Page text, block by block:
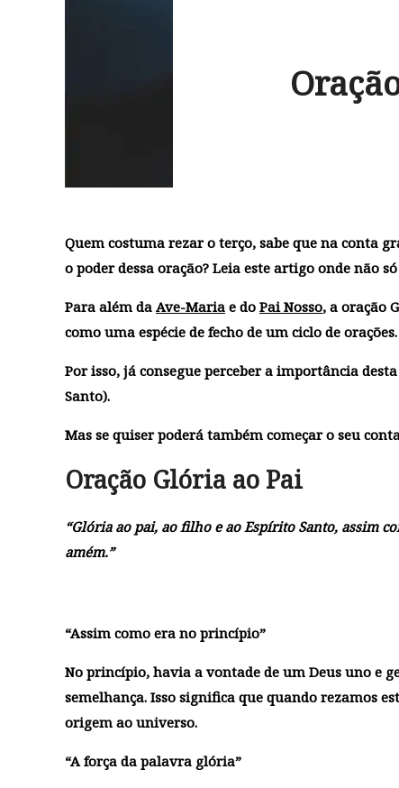
Quem costuma rezar o terço, sabe que na conta
o poder dessa oração? Leia este artigo onde não
Para além da Ave-Maria e do Pai Nosso, a oração
como uma espécie de fecho de um ciclo de orações.
Por isso, já consegue perceber a importância
Santo).
Mas se quiser poderá também começar o seu
Oração Glória ao Pai
“Glória ao pai, ao filho e ao Espírito Santo, assim
amém.”
“Assim como era no princípio”
No princípio, havia a vontade de um Deus uno e
semelhança. Isso significa que quando rezamos
origem ao universo.
“A força da palavra glória”